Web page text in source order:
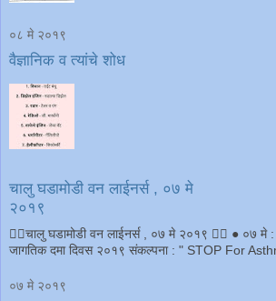
०८ मे २०१९
वैज्ञानिक व त्यांचे शोध
चालु घडामोडी वन लाईनर्स , ०७ मे
२०१९
चालु घडामोडी वन लाईनर्स , ०७ मे २०१९  ● ०७ मे :
जागतिक दमा दिवस २०१९ संकल्पना : " STOP For
०७ मे २०१९